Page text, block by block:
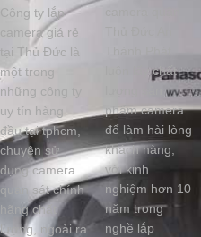
Công ty lắp
camera giá rẻ
tại Thủ Đức là
một trong
những công ty
uy tín hàng
đầu tại tphcm,
chuyên sử
dụng camera
quan sát chính
hãng chất
lượng, ngoài ra
luôn lấy chất
phẩm camera
để làm hài lòng
khách hàng,
với kinh
nghiệm hơn 10
năm trong
nghề lắp